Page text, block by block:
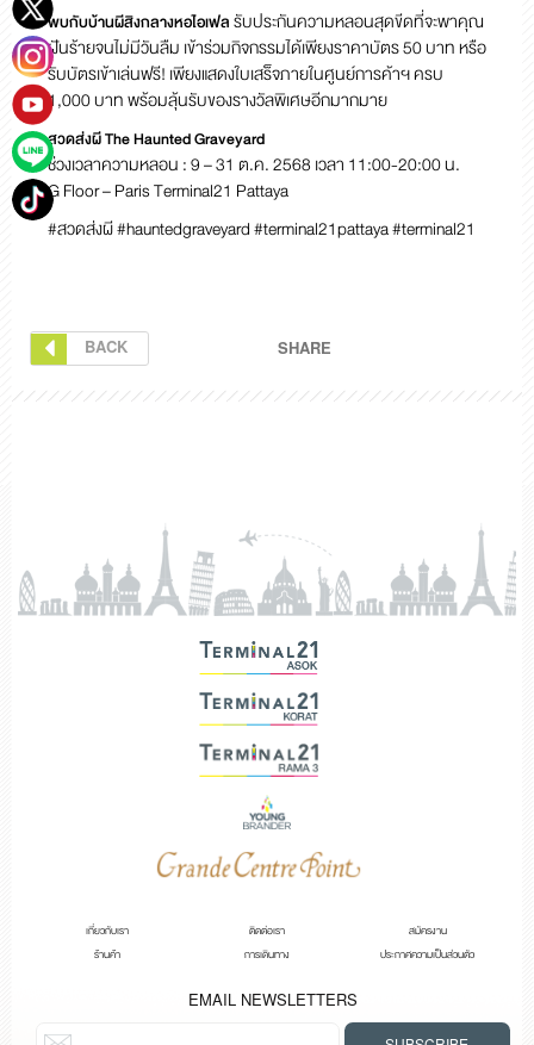
พบกับบ้านผีสิงกลางหอไอเฟลรับประกันความหลอนสุดขีดที่จะพาคุณ
ฝันร้ายจนไม่มีวันลืม เข้าร่วมกิจกรรมได้เพียงราคาบัตร 50 บาท หรือ
รับบัตรเข้าเล่นฟรี! เพียงแสดงใบเสร็จภายในศูนย์การค้าฯ ครบ
1,000 บาท พร้อมลุ้นรับของรางวัลพิเศษอีกมากมาย
สวดส่งผี The Haunted Graveyard
ช่วงเวลาความหลอน : 9 – 31 ต.ค. 2568 เวลา 11:00-20:00 น.
G Floor – Paris Terminal21 Pattaya
#สวดส่งผี #hauntedgraveyard #terminal21pattaya #terminal21
BACK SHARE
เกี่ยวกับเรา ติดต่อเรา
สมัครงาน
ร้านค้า
การเดินทาง ประกาศความเป็นส่วนตัว
EMAIL NEWSLETTERS